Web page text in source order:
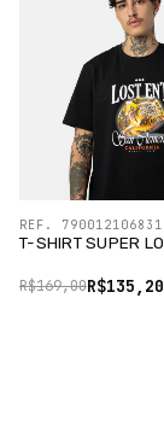
T-SHIRT SUPER
R$135,20
R$169,00
REF.